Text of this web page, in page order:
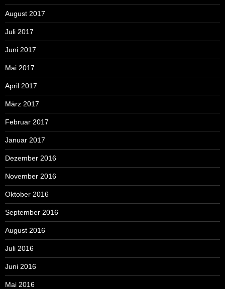
August 2017
Juli 2017
Juni 2017
Mai 2017
April 2017
März 2017
Februar 2017
Januar 2017
Dezember 2016
November 2016
Oktober 2016
September 2016
August 2016
Juli 2016
Juni 2016
Mai 2016